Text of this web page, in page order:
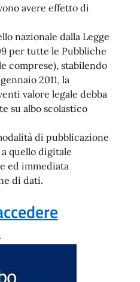
avere effetto di
nazionale dalla Legge
per tutte le Pubbliche
comprese), stabilendo
2011, la
valore legale debba
su albo scolastico
di pubblicazione
quello digitale
ed immediata
di dati.